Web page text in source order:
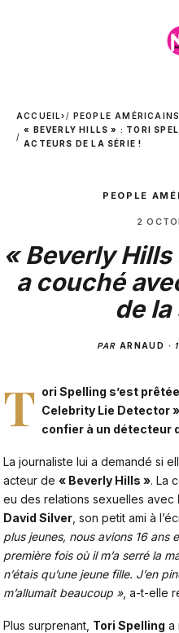
ACCUEIL› PEOPLE
« BEVERLY HILLS » : TORI
ACTEURS DE LA SÉRIE !
PEOPLE
2
« Beverly
a couché
de la
PAR ARNAUD ·
T ori Spelling s’est
Celebrity Lie Detector
confier à un détecteur
La journaliste lui a demandé si
acteur de « Beverly Hills ». La
eu des relations sexuelles avec
David Silver , son petit ami à
plus jeunes, nous avions 16 ans
première fois où il m’a serré la
n’étais qu’une jeune fille. J’en
m’allumait beaucoup », a-t-elle
Plus surprenant, Tori Spelling a